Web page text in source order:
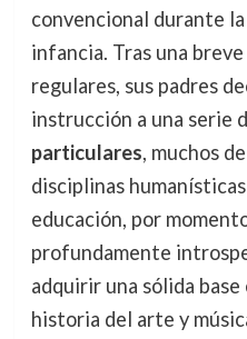
convencional durante
infancia. Tras una
regulares, sus padres
instrucción a una serie
particulares, muchos
disciplinas
educación, por
profundamente
adquirir una sólida
historia del arte y